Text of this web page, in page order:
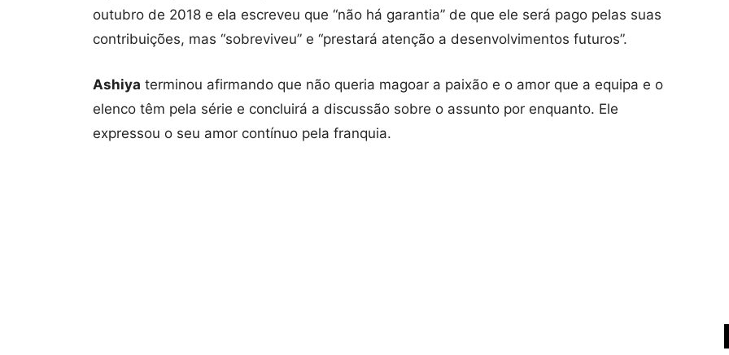
outubro de 2018 e ela escreveu que “não há garantia” de que ele será pago pelas suas
contribuições, mas “sobreviveu” e “prestará atenção a desenvolvimentos futuros”.
Ashiya terminou afirmando que não queria magoar a paixão e o amor que a equipa e o
elenco têm pela série e concluirá a discussão sobre o assunto por enquanto. Ele
expressou o seu amor contínuo pela franquia.